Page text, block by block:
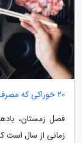
20 خوراکی که مصرف آن ها باعث می گردد در زمستان گرم بمانید
فصل زمستان،
زمانی از سال است